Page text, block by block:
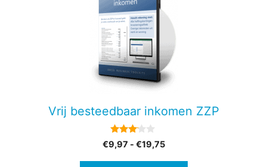
Vrij besteedbaar inkomen ZZP
3.00
van 5
€9,97 - €19,75Prijsklasse:
worden
productpagina